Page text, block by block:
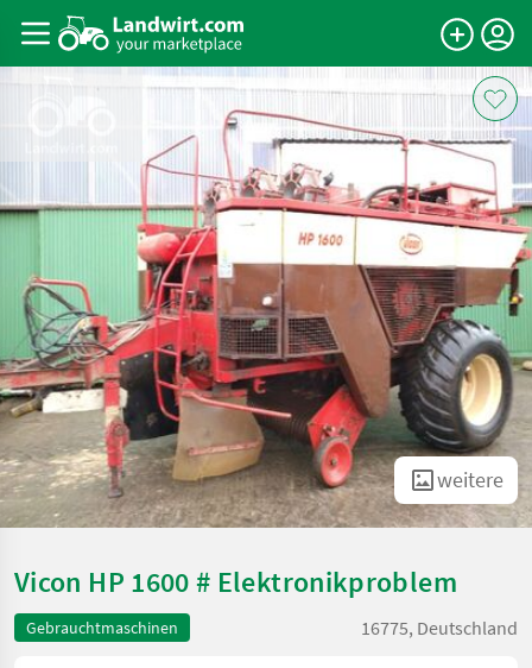
weitere
Vicon HP 1600 # Elektronikproblem
Gebrauchtmaschinen 16775, Deutschland